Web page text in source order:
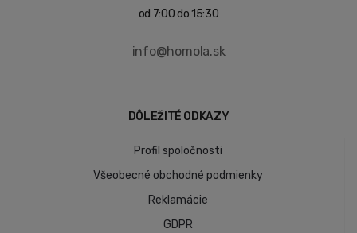
od 7:00 do 15:30
info@homola.sk
DÔLEŽITÉ ODKAZY
Profil spoločnosti
Všeobecné obchodné podmienky
Reklamácie
GDPR